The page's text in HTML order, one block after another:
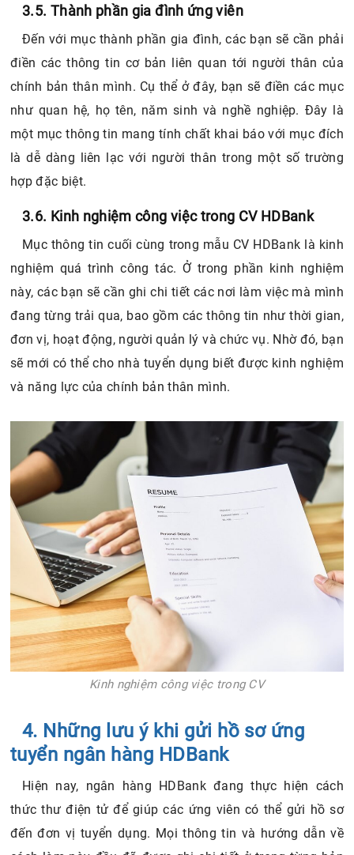
3.5. Thành phần gia đình ứng viên
Đến với mục thành phần gia đình, các bạn sẽ cần phải
điền các thông tin cơ bản liên quan tới người thân của
chính bản thân mình. Cụ thể ở đây, bạn sẽ điền các mục
như quan hệ, họ tên, năm sinh và nghề nghiệp. Đây là
một mục thông tin mang tính chất khai báo với mục đích
là dễ dàng liên lạc với người thân trong một số trường
hợp đặc biệt.
3.6. Kinh nghiệm công việc trong CV HDBank
Mục thông tin cuối cùng trong mẫu CV HDBank là kinh
nghiệm quá trình công tác. Ở trong phần kinh nghiệm
này, các bạn sẽ cần ghi chi tiết các nơi làm việc mà mình
đang từng trải qua, bao gồm các thông tin như thời gian,
đơn vị, hoạt động, người quản lý và chức vụ. Nhờ đó, bạn
sẽ mới có thể cho nhà tuyển dụng biết được kinh nghiệm
và năng lực của chính bản thân mình.
Kinh nghiệm công việc trong CV
4. Những lưu ý khi gửi hồ sơ ứng
tuyển ngân hàng HDBank
Hiện nay, ngân hàng HDBank đang thực hiện cách
thức thư điện tử để giúp các ứng viên có thể gửi hồ sơ
đến đơn vị tuyển dụng. Mọi thông tin và hướng dẫn về